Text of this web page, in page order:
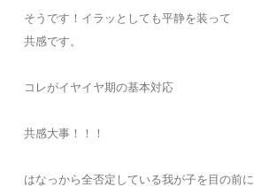
そうです！イラッとしても平静を装って
共感です。
コレがイヤイヤ期の基本対応
共感大事！！！
はなっから全否定している我が子を目の前に